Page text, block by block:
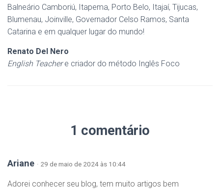
Balneário Camboriú, Itapema, Porto Belo, Itajaí, Tijucas,
Blumenau, Joinville, Governador Celso Ramos, Santa
Catarina e em qualquer lugar do mundo!
Renato Del Nero
English Teachere criador do método Inglês Foco
1 comentário
Ariane · 29 de maio de 2024 às 10:44
Adorei conhecer seu blog, tem muito artigos bem